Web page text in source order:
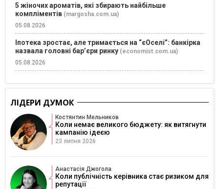
5 жіночих ароматів, які збирають найбільше
компліментів (margosha.com.ua)
05.08.2026
Іпотека зростає, але тримається на “єОселі”: банкірка
назвала головні бар’єри ринку (economist.com.ua)
05.08.2026
ЛІДЕРИ ДУМОК
Костянтин Мельников
Коли немає великого бюджету: як витягнути
кампанію ідеєю
23 липня 2026
Анастасія Джогола
Коли публічність керівника стає ризиком для
репутації